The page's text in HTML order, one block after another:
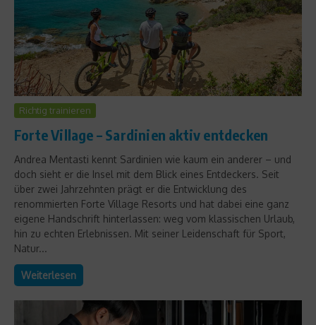
Richtig trainieren
Forte Village – Sardinien aktiv entdecken
Andrea Mentasti kennt Sardinien wie kaum ein anderer – und
doch sieht er die Insel mit dem Blick eines Entdeckers. Seit
über zwei Jahrzehnten prägt er die Entwicklung des
renommierten Forte Village Resorts und hat dabei eine ganz
eigene Handschrift hinterlassen: weg vom klassischen Urlaub,
hin zu echten Erlebnissen. Mit seiner Leidenschaft für Sport,
Natur...
Weiterlesen